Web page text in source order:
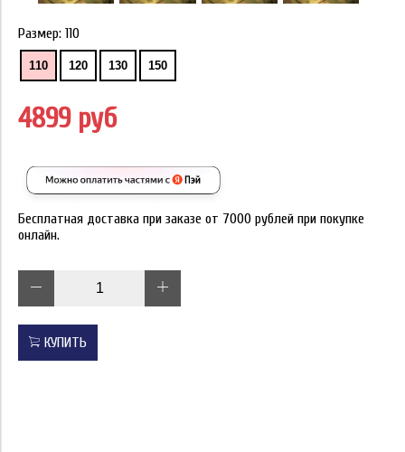
Размер: 110
110 120 130 150
4899 руб
Бесплатная доставка при заказе от 7000 рублей при покупке
онлайн.
КУПИТЬ